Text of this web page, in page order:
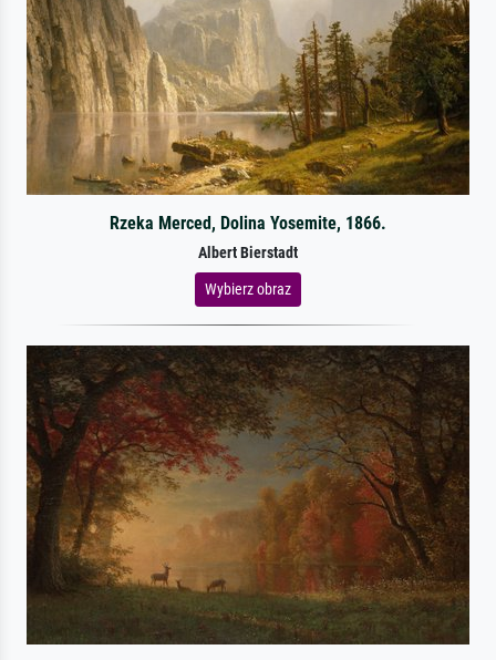
Rzeka Merced, Dolina Yosemite, 1866.
Albert Bierstadt
Wybierz obraz